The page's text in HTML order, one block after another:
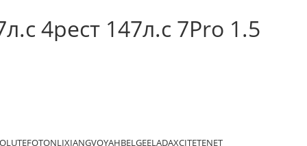
4рест 147л.с 7Pro 1.5
FOTONLIXIANGVOYAHBELGEELADAXCITETENET